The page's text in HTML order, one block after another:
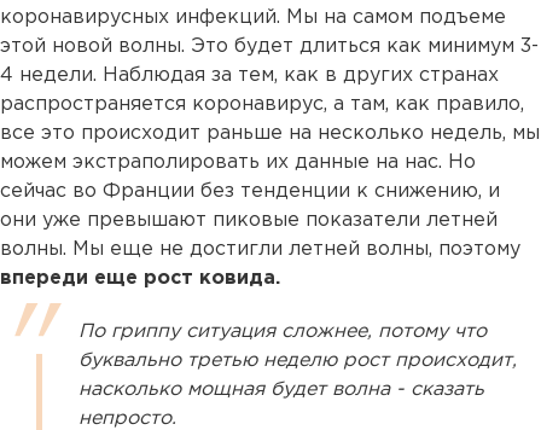
коронавирусных инфекций. Мы на самом подъеме
этой новой волны. Это будет длиться как минимум 3-
4 недели. Наблюдая за тем, как в других странах
распространяется коронавирус, а там, как правило,
все это происходит раньше на несколько недель, мы
можем экстраполировать их данные на нас. Но
сейчас во Франции без тенденции к снижению, и
они уже превышают пиковые показатели летней
волны. Мы еще не достигли летней волны, поэтому
впереди еще рост ковида.
По гриппу ситуация сложнее, потому что
буквально третью неделю рост происходит,
насколько мощная будет волна - сказать
непросто.